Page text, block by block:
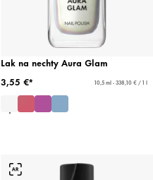
Lak na nechty Aura Glam
3,55 €*
10,5 ml - 338,10 € / 1 l